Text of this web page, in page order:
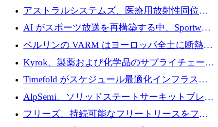
めに 400 万ドルを調達
アストラルシステムズ、医療用放射性同位元
素の世界的な不足に対処するために2,300万ポ
ンドを調達
AI がスポーツ放送を再構築する中、Sportway
が 2,000 万ユーロを調達
ベルリンの VARM はヨーロッパ全土に断熱材
を拡張するために 1,750 万ユーロを投資
Kyrok、製薬および化学品のサプライチェーン
に AI を導入するために 310 万ユーロを確保
Timefold がスケジュール最適化インフラスト
ラクチャを拡張するためにシリーズ A で
1,300 万ドルを調達
AlpSemi、ソリッドステートサーキットブレー
カー技術の進歩のために1,700万ユーロを調達
フリーズ、持続可能なフリートリースをフラ